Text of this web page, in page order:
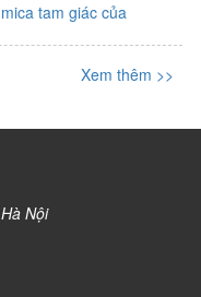
tam giác của
Xem thêm >>
Nội